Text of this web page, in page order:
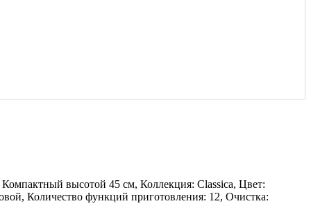
высотой 45 см, Коллекция: Classica, Цвет:
Количество функций приготовления: 12, Очистка: